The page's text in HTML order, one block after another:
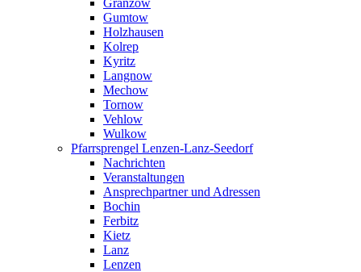
Gumtow
Holzhausen
Kolrep
Kyritz
Langnow
Mechow
Tornow
Vehlow
Wulkow
Pfarrsprengel Lenzen-Lanz-Seedorf
Nachrichten
Veranstaltungen
Ansprechpartner und Adressen
Bochin
Ferbitz
Kietz
Lanz
Lenzen